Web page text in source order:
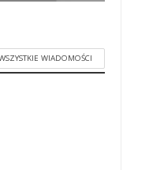
WIADOMOŚCI